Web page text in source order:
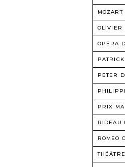
MOZART
OLIVIER
OPÉRA
PETER
PRIX
RIDEAU
ROMEO
THÉÂTRE